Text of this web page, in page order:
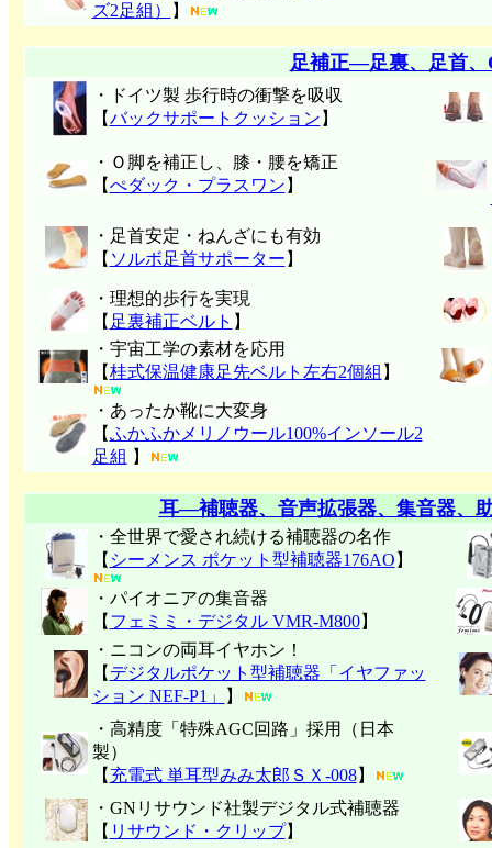
ズ2足組）
】
足補正―足裏、足首
・ドイツ製 歩行時の衝撃を吸収
【バックサポートクッション 】
・Ｏ脚を補正し、膝・腰を矯正
【ぺダック・プラスワン 】
・足首安定・ねんざにも有効
【 ソルボ足首サポーター 】
・理想的歩行を実現
【 足裏補正ベルト 】
・宇宙工学の素材を応用
【桂式保温健康足先ベルト左右2個組 】
・あったか靴に大変身
【ふかふかメリノウール100%インソール2
足組 】
耳―補聴器、音声拡張器、集音器、
・全世界で愛され続ける補聴器の名作
【 シーメンス ポケット型補聴器176AO 】
・パイオニアの集音器
【 フェミミ・デジタル VMR-M800】
・ニコンの両耳イヤホン！
【 デジタルポケット型補聴器「イヤファッ
ション NEF-P1」
】
・高精度「特殊AGC回路」採用（日本
製）
【 充電式 単耳型みみ太郎ＳＸ-008】
・GNリサウンド社製デジタル式補聴器
【 リサウンド・クリップ】